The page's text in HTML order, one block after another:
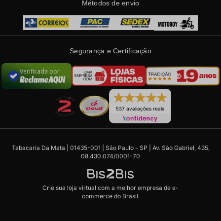
Métodos de envio
Segurança e Certificação
Verificada por
537 avaliações reais
Tabacaria Da Mata | 01435-001 | São Paulo - SP | Av. São Gabriel, 435,
08.430.074/0001-70
Crie sua loja virtual com a melhor empresa de e-
commerce do Brasil.